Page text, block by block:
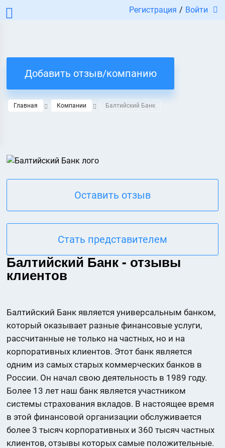
Регистрация / Войти
Добавить отзыв/компанию
Главная Компании Балтийский Банк
Оставить отзыв
Стать представителем
Балтийский Банк - отзывы
клиентов
Балтийский Банк является универсальным банком,
который оказывает разные финансовые услуги,
рассчитанные не только на частных, но и на
корпоративных клиентов. Этот банк является
одним из самых старых коммерческих банков в
России. Он начал свою деятельность в 1989 году.
Более 13 лет наш банк является участником
системы страхования вкладов. В настоящее время
в этой финансовой организации обслуживается
более 3 тысяч корпоративных и 360 тысяч частных
клиентов, отзывы которых самые положительные.